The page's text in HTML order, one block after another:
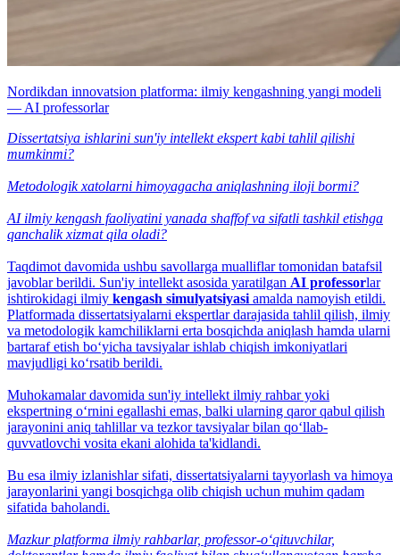
Nordikdan innovatsion platforma: ilmiy kengashning yangi modeli
— AI professorlar
Dissertatsiya ishlarini sun'iy intellekt ekspert kabi tahlil qilishi
mumkinmi?
Metodologik xatolarni himoyagacha aniqlashning iloji bormi?
AI ilmiy kengash faoliyatini yanada shaffof va sifatli tashkil etishga
qanchalik xizmat qila oladi?
Taqdimot davomida ushbu savollarga mualliflar tomonidan batafsil
javoblar berildi. Sun'iy intellekt asosida yaratilgan AI professorlar
ishtirokidagi ilmiy kengash simulyatsiyasi amalda namoyish etildi.
Platformada dissertatsiyalarni ekspertlar darajasida tahlil qilish, ilmiy
va metodologik kamchiliklarni erta bosqichda aniqlash hamda ularni
bartaraf etish bo‘yicha tavsiyalar ishlab chiqish imkoniyatlari
mavjudligi ko‘rsatib berildi.
Muhokamalar davomida sun'iy intellekt ilmiy rahbar yoki
ekspertning o‘rnini egallashi emas, balki ularning qaror qabul qilish
jarayonini aniq tahlillar va tezkor tavsiyalar bilan qo‘llab-
quvvatlovchi vosita ekani alohida ta'kidlandi.
Bu esa ilmiy izlanishlar sifati, dissertatsiyalarni tayyorlash va himoya
jarayonlarini yangi bosqichga olib chiqish uchun muhim qadam
sifatida baholandi.
Mazkur platforma ilmiy rahbarlar, professor-o‘qituvchilar,